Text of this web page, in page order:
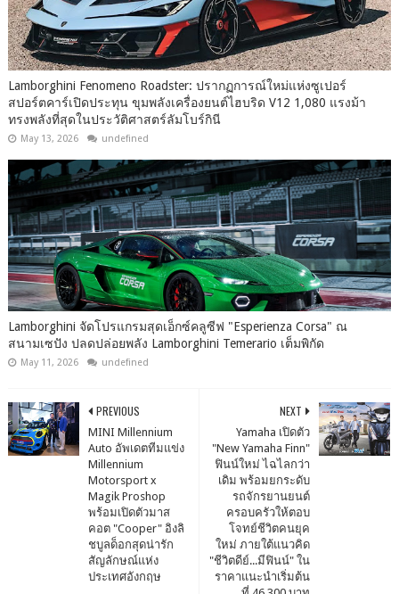
Lamborghini Fenomeno Roadster: ปรากฏการณ์ใหม่แห่งซูเปอร์
สปอร์ตคาร์เปิดประทุน ขุมพลังเครื่องยนต์ไฮบริด V12 1,080 แรงม้า
ทรงพลังที่สุดในประวัติศาสตร์ลัมโบร์กินี
May 13, 2026 undefined
Lamborghini จัดโปรแกรมสุดเอ็กซ์คลูซีฟ "Esperienza Corsa" ณ
สนามเซปัง ปลดปล่อยพลัง Lamborghini Temerario เต็มพิกัด
May 11, 2026 undefined
NEXT
Yamaha เปิดตัว
"New Yamaha Finn"
ฟินน์ใหม่ ไฉไลกว่า
เดิม พร้อมยกระดับ
รถจักรยานยนต์
ครอบครัวให้ตอบ
โจทย์ชีวิตคนยุค
ใหม่ ภายใต้แนวคิด
"ชีวิตดีย์...มีฟินน์" ใน
ราคาแนะนำเริ่มต้น
PREVIOUS
MINI Millennium
Auto อัพเดตทีมแข่ง
Millennium
Motorsport x
Magik Proshop
พร้อมเปิดตัวมาส
คอต "Cooper" อิงลิ
ชบูลด็อกสุดน่ารัก
สัญลักษณ์แห่ง
ประเทศอังกฤษ